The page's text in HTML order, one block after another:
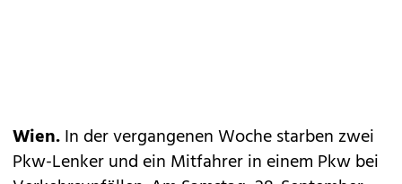
Wien.In der vergangenen Woche starben zwei
Pkw-Lenker und ein Mitfahrer in einem Pkw bei